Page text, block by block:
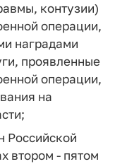
контузии)
операции,
наградами
проявленные
операции,
на
Российской
втором - пятом